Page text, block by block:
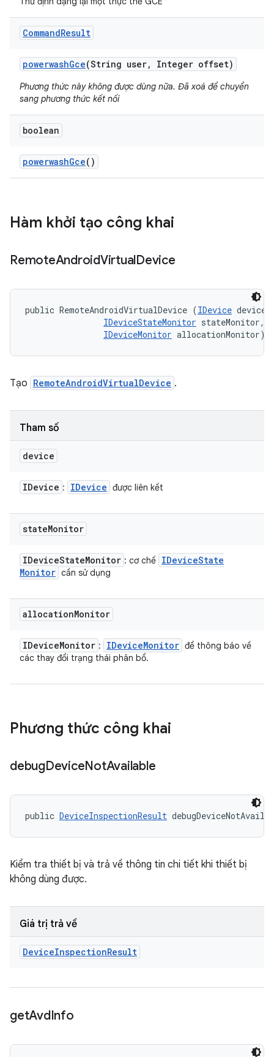
CommandResult
powerwashGce(String user, Integer offset)
Phương thức này không được dùng nữa. Đã xoá để chuyển
sang phương thức kết nối
boolean
powerwashGce()
Hàm khởi tạo công khai
RemoteAndroidVirtualDevice
public RemoteAndroidVirtualDevice (IDevice
IDeviceStateMonitor stateMonitor,
IDeviceMonitor allocationMonitor)
Tạo RemoteAndroidVirtualDevice .
Tham số
device
IDevice : IDevice được liên kết
stateMonitor
IDeviceStateMonitor : cơ chế IDeviceState
Monitor cần sử dụng
allocationMonitor
IDeviceMonitor : IDeviceMonitor để thông báo về
các thay đổi trạng thái phân bổ.
Phương thức công khai
debugDeviceNotAvailable
public DeviceInspectionResult
Kiểm tra thiết bị và trả về thông tin chi tiết khi thiết bị
không dùng được.
Giá trị trả về
DeviceInspectionResult
getAvdInfo